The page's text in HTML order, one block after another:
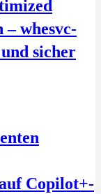
– whesvc-
sicher
Copilot+-